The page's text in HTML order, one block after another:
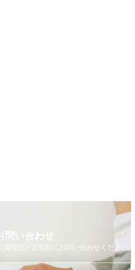
問い合わせ
質問などお気軽にお問い合わせください